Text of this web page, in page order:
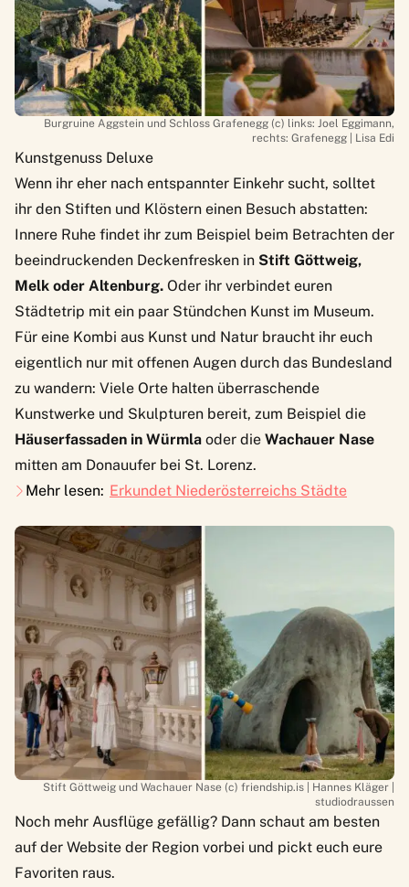
Burgruine Aggstein und Schloss Grafenegg (c) links: Joel Eggimann,
rechts: Grafenegg | Lisa Edi
Kunstgenuss Deluxe
Wenn ihr eher nach entspannter Einkehr sucht, solltet
ihr den Stiften und Klöstern einen Besuch abstatten:
Innere Ruhe findet ihr zum Beispiel beim Betrachten der
beeindruckenden Deckenfresken in Stift Göttweig,
Melk oder Altenburg. Oder ihr verbindet euren
Städtetrip mit ein paar Stündchen Kunst im Museum.
Für eine Kombi aus Kunst und Natur braucht ihr euch
eigentlich nur mit offenen Augen durch das Bundesland
zu wandern: Viele Orte halten überraschende
Kunstwerke und Skulpturen bereit, zum Beispiel die
Häuserfassaden in Würmla oder die Wachauer Nase
mitten am Donauufer bei St. Lorenz.
Mehr lesen: Erkundet Niederösterreichs Städte
Stift Göttweig und Wachauer Nase (c) friendship.is | Hannes Kläger |
studiodraussen
Noch mehr Ausflüge gefällig? Dann schaut am besten
auf der Website der Region vorbei und pickt euch eure
Favoriten raus.